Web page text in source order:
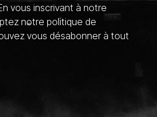
vous inscrivant à notre
notre politique de
vous désabonner à tout